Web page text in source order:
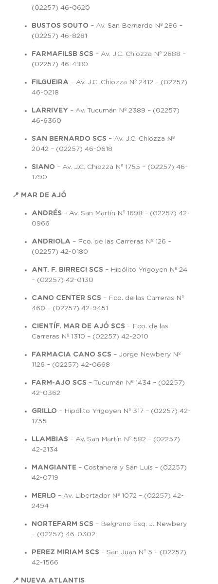
(02257) 46-0620
BUSTOS SOUTO – Av. San Bernardo Nº 286 –
(02257) 46-8281
FARMAFILSB SCS – Av. J.C. Chiozza Nº 2688 –
(02257) 46-4180
FILGUEIRA – Av. J.C. Chiozza Nº 2412 – (02257)
46-0218
LARRIVEY – Av. Tucumán Nº 2389 – (02257)
46-6360
SAN BERNARDO SCS – Av. J.C. Chiozza Nº
2042 – (02257) 46-0618
SIANO – Av. J.C. Chiozza Nº 1755 – (02257) 46-
1790
📍 MAR DE AJÓ
ANDRÉS – Av. San Martín Nº 1698 – (02257) 42-
0966
ANDRIOLA – Fco. de las Carreras Nº 126 –
(02257) 42-0180
ANT. F. BIRRECI SCS – Hipólito Yrigoyen Nº 24
– (02257) 42-0130
CANO CENTER SCS – Fco. de las Carreras Nº
460 – (02257) 42-9451
CIENTÍF. MAR DE AJÓ SCS – Fco. de las
Carreras Nº 1310 – (02257) 42-2010
FARMACIA CANO SCS – Jorge Newbery Nº
1126 – (02257) 42-0668
FARM-AJO SCS – Tucumán Nº 1434 – (02257)
42-0362
GRILLO – Hipólito Yrigoyen Nº 317 – (02257) 42-
1755
LLAMBIAS – Av. San Martín Nº 582 – (02257)
42-2134
MANGIANTE – Costanera y San Luis – (02257)
42-0719
MERLO – Av. Libertador Nº 1072 – (02257) 42-
2494
NORTEFARM SCS – Belgrano Esq. J. Newbery
– (02257) 46-0302
PEREZ MIRIAM SCS – San Juan Nº 5 – (02257)
42-1566
📍 NUEVA ATLANTIS